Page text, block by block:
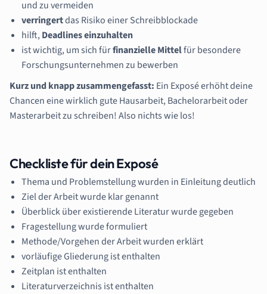
und zu vermeiden
verringertdas Risiko einer Schreibblockade
hilft,Deadlines einzuhalten
ist wichtig, um sich fürfinanzielleMittelfür besondere
Forschungsunternehmen zu bewerben
Kurz und knapp zusammengefasst: Ein Exposé erhöht deine
Chancen eine wirklich gute Hausarbeit, Bachelorarbeit oder
Masterarbeit zu schreiben! Also nichts wie los!
Checkliste für dein Exposé
Thema und Problemstellung wurden in Einleitung deutlich
Ziel der Arbeit wurde klar genannt
Überblick über existierende Literatur wurde gegeben
Fragestellung wurde formuliert
Methode/Vorgehen der Arbeit wurden erklärt
vorläufige Gliederung ist enthalten
Zeitplan ist enthalten
Literaturverzeichnis ist enthalten